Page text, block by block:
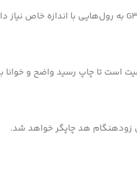
است تا چاپ رسید واضح و
زودهنگام هد چاپگر خواهد شد.